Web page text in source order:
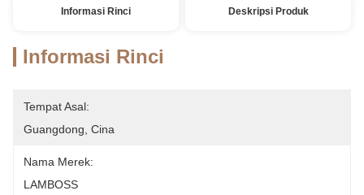
Informasi Rinci Deskripsi Produk
Informasi Rinci
Tempat Asal:
Guangdong, Cina
Nama Merek:
LAMBOSS